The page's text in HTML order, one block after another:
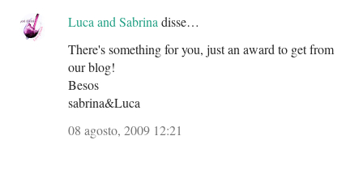
Luca and Sabrina disse…
There's something for you, just an award to get from
our blog!
Besos
sabrina&Luca
08 agosto, 2009 12:21